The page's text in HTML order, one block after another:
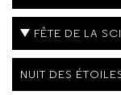
FÊTE DE LA
NUIT DES